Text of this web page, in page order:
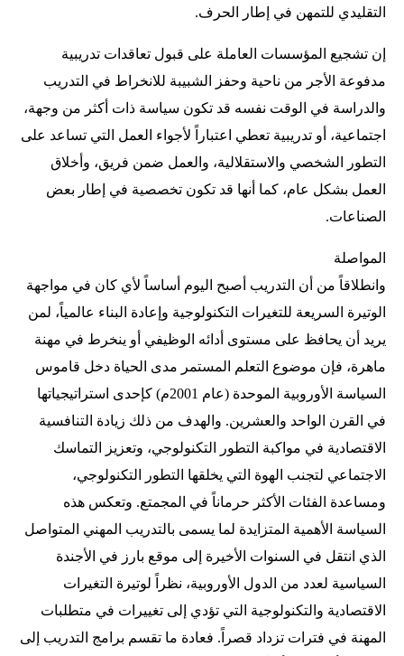
التقليدي للتمهن في إطار الحرف.
إن تشجيع المؤسسات العاملة على قبول تعاقدات تدريبية
مدفوعة الأجر من ناحية وحفز الشبيبة للانخراط في التدريب
والدراسة في الوقت نفسه قد تكون سياسة ذات أكثر من وجهة،
اجتماعية، أو تدريبية تعطي اعتباراً لأجواء العمل التي تساعد على
التطور الشخصي والاستقلالية، والعمل ضمن فريق، وأخلاق
العمل بشكل عام، كما أنها قد تكون تخصصية في إطار بعض
الصناعات.
المواصلة
وانطلاقاً من أن التدريب أصبح اليوم أساساً لأي كان في مواجهة
الوتيرة السريعة للتغيرات التكنولوجية وإعادة البناء عالمياً، لمن
يريد أن يحافظ على مستوى أدائه الوظيفي أو ينخرط في مهنة
ماهرة، فإن موضوع التعلم المستمر مدى الحياة دخل قاموس
السياسة الأوروبية الموحدة (عام 2001م) كإحدى استراتيجياتها
في القرن الواحد والعشرين. والهدف من ذلك زيادة التنافسية
الاقتصادية في مواكبة التطور التكنولوجي، وتعزيز التماسك
الاجتماعي لتجنب الهوة التي يخلقها التطور التكنولوجي،
ومساعدة الفئات الأكثر حرماناً في المجمتع. وتعكس هذه
السياسة الأهمية المتزايدة لما يسمى بالتدريب المهني المتواصل
الذي انتقل في السنوات الأخيرة إلى موقع بارز في الأجندة
السياسية لعدد من الدول الأوروبية، نظراً لوتيرة التغيرات
الاقتصادية والتكنولوجية التي تؤدي إلى تغييرات في متطلبات
المهنة في فترات تزداد قصراً. فعادة ما تقسم برامج التدريب إلى